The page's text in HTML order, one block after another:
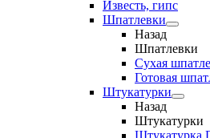
Известь, гипс
Шпатлевки
Назад
Шпатлевки
Сухая
Готовая
Штукатурки
Назад
Штукатурки
Штукатурка